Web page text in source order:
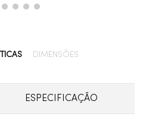
DIMENSÕES
ESPECIFICAÇÃO